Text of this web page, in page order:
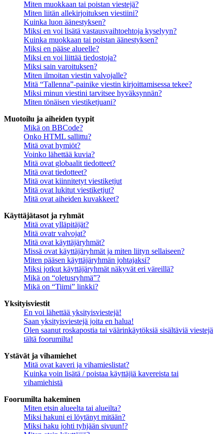
Miten muokkaan tai poistan viestejä?
Miten liitän allekirjoituksen viestiini?
Kuinka luon äänestyksen?
Miksi en voi lisätä vastausvaihtoehtoja kyselyyn?
Kuinka muokkaan tai poistan äänestyksen?
Miksi en pääse alueelle?
Miksi en voi liittää tiedostoja?
Miksi sain varoituksen?
Miten ilmoitan viestin valvojalle?
Mitä “Tallenna”-painike viestin kirjoittamisessa tekee?
Miksi minun viestini tarvitsee hyväksynnän?
Miten tönäisen viestiketjuani?
Muotoilu ja aiheiden tyypit
Mikä on BBCode?
Onko HTML sallittu?
Mitä ovat hymiöt?
Voinko lähettää kuvia?
Mitä ovat globaalit tiedotteet?
Mitä ovat tiedotteet?
Mitä ovat kiinnitetyt viestiketjut
Mitä ovat lukitut viestiketjut?
Mitä ovat aiheiden kuvakkeet?
Käyttäjätasot ja ryhmät
Mitä ovat ylläpitäjät?
Mitä ovatr valvojat?
Mitä ovat käyttäjäryhmät?
Missä ovat käyttäjäryhmät ja miten liityn sellaiseen?
Miten pääsen käyttäjäryhmän johtajaksi?
Miksi jotkut käyttäjäryhmät näkyvät eri väreillä?
Mikä on “oletusryhmä”?
Mikä on “Tiimi” linkki?
Yksityisviestit
En voi lähettää yksityisviestejä!
Saan yksityisviestejä joita en halua!
Olen saanut roskapostia tai väärinkäytöksiä sisältäviä viestejä
tältä foorumilta!
Ystävät ja vihamiehet
Mitä ovat kaveri ja vihamieslistat?
Kuinka voin lisätä / poistaa käyttäjiä kavereista tai
vihamiehistä
Foorumilta hakeminen
Miten etsin alueelta tai alueilta?
Miksi hakuni ei löytänyt mitään?
Miksi haku johti tyhjään sivuun!?